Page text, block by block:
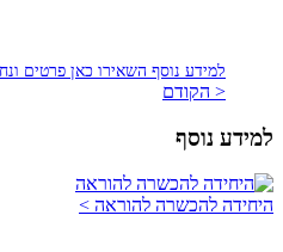
למידע נוסף השאירו כאן פרטים
< הקודם
למידע נוסף
היחידה להכשרה להוראה >